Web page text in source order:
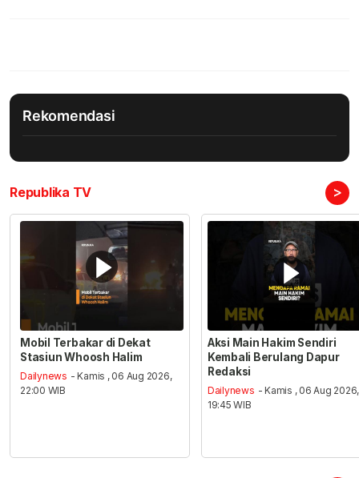
Rekomendasi
Republika TV >
Mobil Terbakar di Dekat
Stasiun Whoosh Halim
Dailynews - Kamis , 06 Aug 2026,
22:00 WIB
Aksi Main Hakim Sendiri
Kembali Berulang Dapur
Redaksi
Dailynews - Kamis , 06 Aug 2026,
19:45 WIB